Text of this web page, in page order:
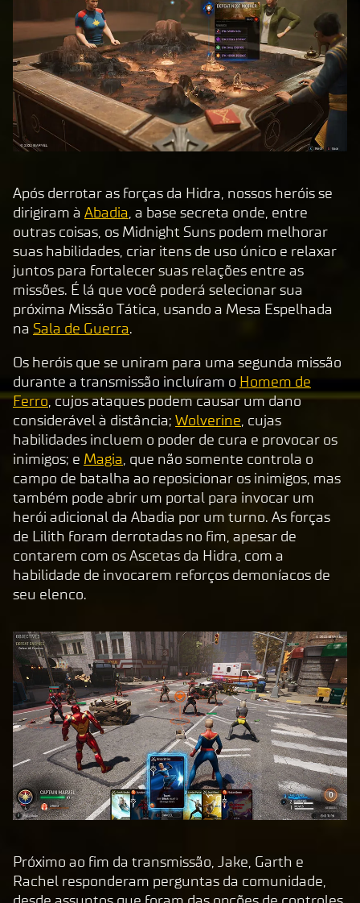
pri
va
cid
ad
e
do
Yo
ub
ee
com
a
tran
sfer
ênci
a de
s
para
os
serv
idor
es
do
Goog
le.
Após derrotar as forças da Hidra, nossos heróis se
dirigiram à Abadia, a base secreta onde, entre
outras coisas, os Midnight Suns podem melhorar
suas habilidades, criar itens de uso único e relaxar
juntos para fortalecer suas relações entre as
missões. É lá que você poderá selecionar sua
próxima Missão Tática, usando a Mesa Espelhada
na Sala de Guerra.
Os heróis que se uniram para uma segunda missão
durante a transmissão incluíram o Homem de
Ferro, cujos ataques podem causar um dano
considerável à distância; Wolverine, cujas
habilidades incluem o poder de cura e provocar os
inimigos; e Magia, que não somente controla o
campo de batalha ao reposicionar os inimigos, mas
também pode abrir um portal para invocar um
herói adicional da Abadia por um turno. As forças
de Lilith foram derrotadas no fim, apesar de
contarem com os Ascetas da Hidra, com a
habilidade de invocarem reforços demoníacos de
seu elenco.
Próximo ao fim da transmissão, Jake, Garth e
Rachel responderam perguntas da comunidade,